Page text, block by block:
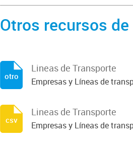
Otros recursos
Lineas de Transporte
Empresas y Líneas de
otro
Lineas de Transporte
Empresas y Líneas de
csv